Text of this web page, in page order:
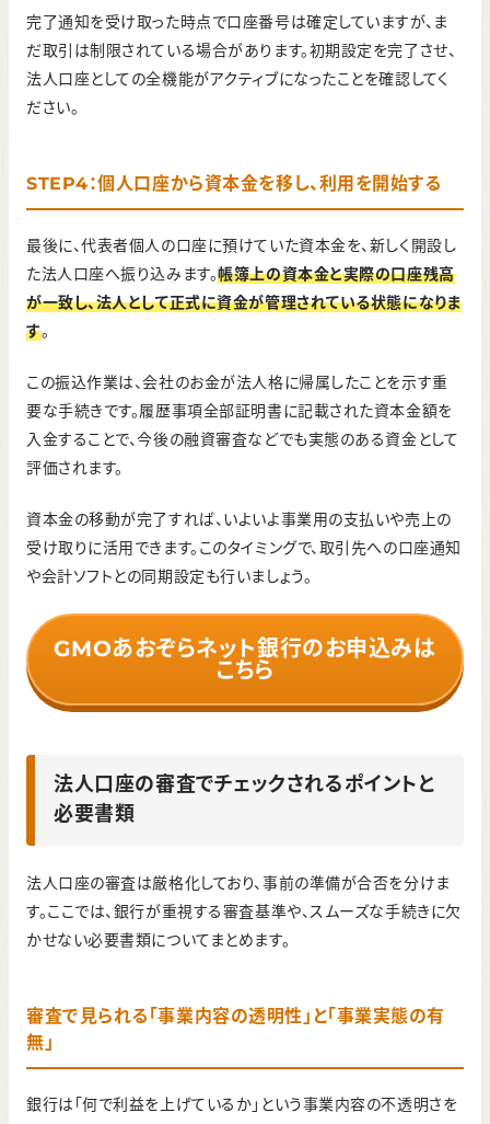
完了通知を受け取った時点で口座番号は確定していますが、ま
だ取引は制限されている場合があります。初期設定を完了させ、
法人口座としての全機能がアクティブになったことを確認してく
ださい。
STEP4：個人口座から資本金を移し、利用を開始する
最後に、代表者個人の口座に預けていた資本金を、新しく開設し
た法人口座へ振り込みます。帳簿上の資本金と実際の口座残高
が一致し、法人として正式に資金が管理されている状態になりま
す。
この振込作業は、会社のお金が法人格に帰属したことを示す重
要な手続きです。履歴事項全部証明書に記載された資本金額を
入金することで、今後の融資審査などでも実態のある資金として
評価されます。
資本金の移動が完了すれば、いよいよ事業用の支払いや売上の
受け取りに活用できます。このタイミングで、取引先への口座通知
や会計ソフトとの同期設定も行いましょう。
GMOあおぞらネット銀行のお申込みは
こちら
法人口座の審査でチェックされるポイントと
必要書類
法人口座の審査は厳格化しており、事前の準備が合否を分けま
す。ここでは、銀行が重視する審査基準や、スムーズな手続きに欠
かせない必要書類についてまとめます。
審査で見られる「事業内容の透明性」と「事業実態の有
無」
銀行は「何で利益を上げているか」という事業内容の不透明さを